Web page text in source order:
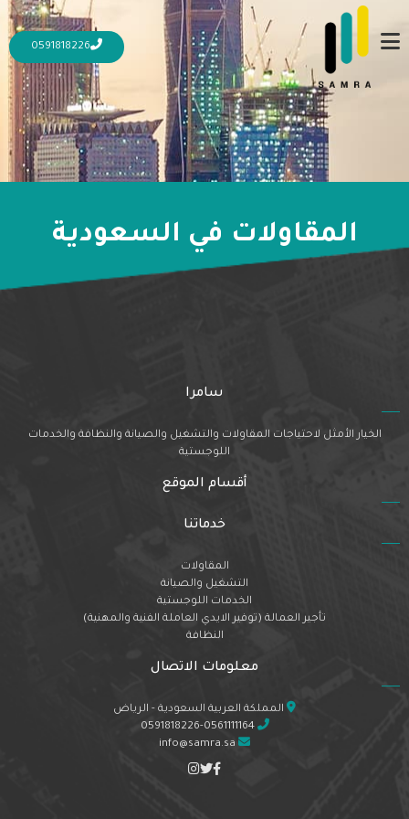
0591818226
المقاولات في السعودية
سامرا
الخيار الأمثل لاحتياجات المقاولات والتشغيل والصيانة والنظافة والخدمات
اللوجستية
أقسام الموقع
خدماتنا
المقاولات
التشغيل والصيانة
الخدمات اللوجستية
تأجير العمالة (توفير الايدي العاملة الفنية والمهنية)
النظافة
معلومات الاتصال
المملكة العربية السعودية - الرياض
0591818226-0561111164
info@samra.sa